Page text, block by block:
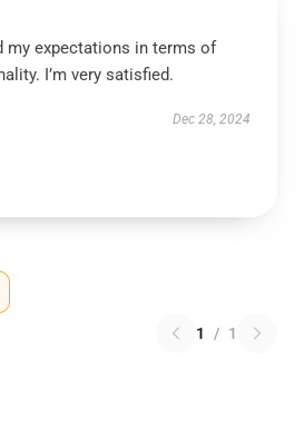
my expectations in terms of
I’m very satisfied.
Dec 28, 2024
1 / 1